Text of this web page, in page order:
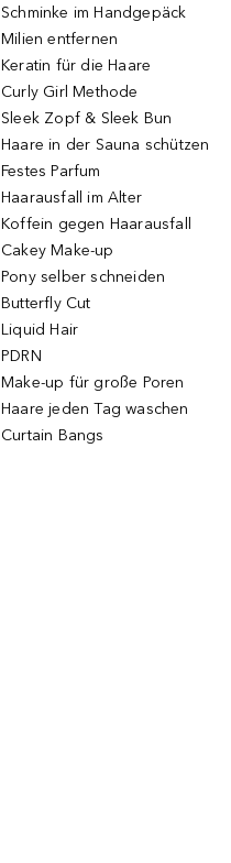
Schminke im Handgepäck
Milien entfernen
Keratin für die Haare
Curly Girl Methode
Sleek Zopf & Sleek Bun
Haare in der Sauna schützen
Festes Parfum
Haarausfall im Alter
Koffein gegen Haarausfall
Cakey Make-up
Pony selber schneiden
Butterfly Cut
Liquid Hair
PDRN
Make-up für große Poren
Haare jeden Tag waschen
Curtain Bangs